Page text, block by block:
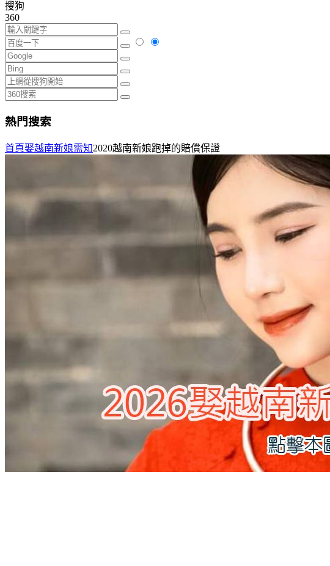
搜狗
360
熱門搜索
首頁娶越南新娘需知2020越南新娘跑掉的賠償保證